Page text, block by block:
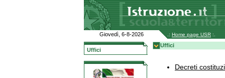
Giovedì, 6-8-2026 .: Home page USR :.
Uffici
Uffici
Decreti